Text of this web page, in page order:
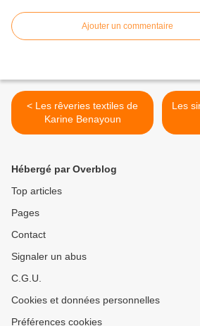
Ajouter un commentaire
< Les rêveries textiles de
Karine Benayoun
Les
Hébergé par Overblog
Top articles
Pages
Contact
Signaler un abus
C.G.U.
Cookies et données personnelles
Préférences cookies